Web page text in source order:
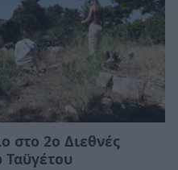
στο 2ο Διεθνές
Ταϋγέτου